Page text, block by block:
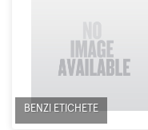
BENZI ETICHETE